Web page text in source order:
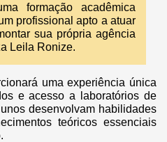
formação acadêmica
profissional apto a atuar
sua própria agência
Leila Ronize.
uma experiência única
e acesso a laboratórios de
desenvolvam habilidades
teóricos essenciais